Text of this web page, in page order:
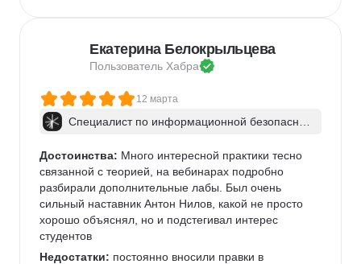
Екатерина Белокрыльцева
Пользователь Хабра
12 марта
Специалист по информационной безопаснос
Достоинства: Много интересной практики тесно
связанной с теорией, на вебинарах подробно
разбирали дополнительные лабы. Был очень
сильный наставник Антон Нилов, какой не просто
хорошо объяснял, но и подстегивал интерес
студентов
Недостатки: постоянно вносили правки в